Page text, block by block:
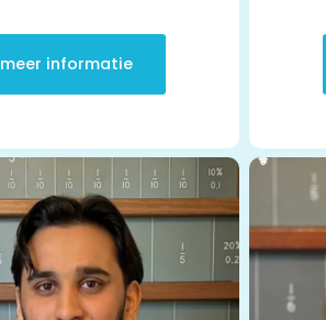
Vacatures
meer informatie